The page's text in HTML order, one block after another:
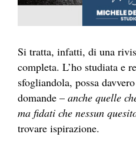
Si tratta, infatti, di una
completa. L’ho studiata e
sfogliandola, possa
domande – anche quelle
ma fidati che nessun
trovare ispirazione.